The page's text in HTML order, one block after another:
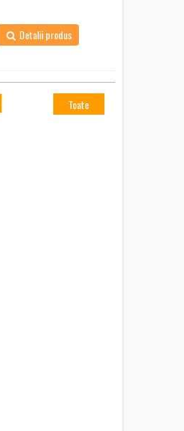
Detalii produs
Toate